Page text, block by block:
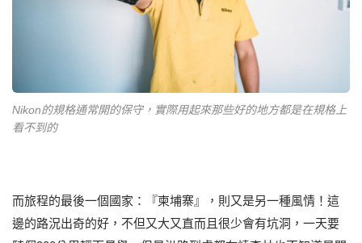
Nikon的規格通常開的保守，實際用起來那些好的地方都是在規格上
看不到的
而旅程的最後一個國家：『柬埔寨』，則又是另一種風情！這
邊的路況出奇的好，不但又大又直而且很少會有坑洞，一天要